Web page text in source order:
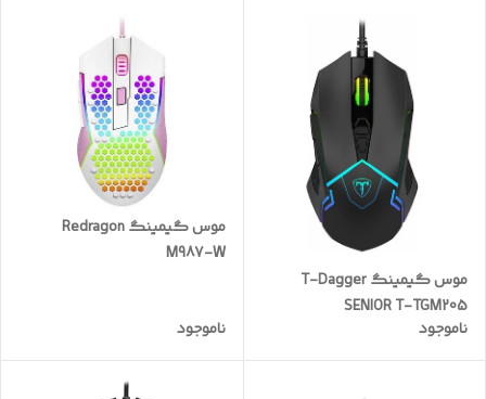
موس گیمینگ T-Dagger
SENIOR T-TGM205
ناموجود
موس گیمینگ Redragon
M987-W
ناموجود